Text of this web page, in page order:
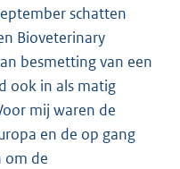
schatten
Bioveterinary
besmetting van een
ook in als matig
mij waren de
en de op gang
om de